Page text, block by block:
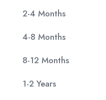
2-4 Months
4-8 Months
8-12 Months
1-2 Years